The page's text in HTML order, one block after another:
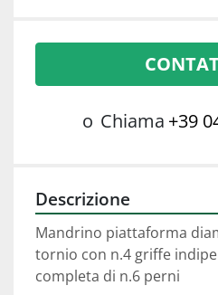
o Chiama +39
Descrizione
Mandrino piattaforma
tornio con n.4 griffe
completa di n.6 perni